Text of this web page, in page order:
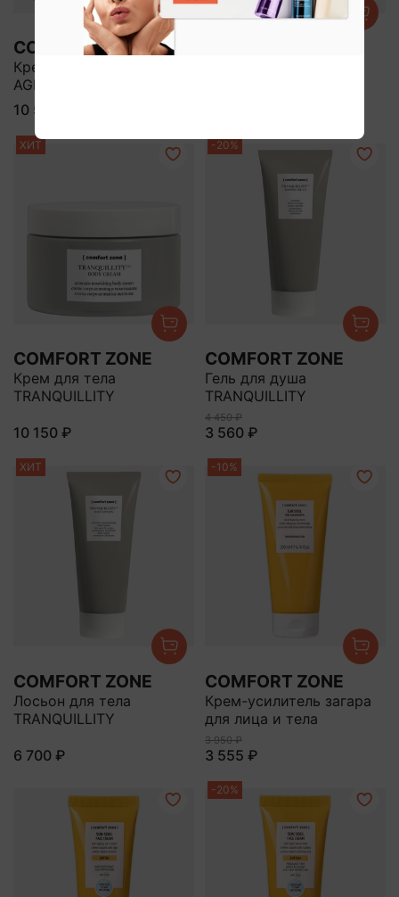
COMFORT ZONE
Крем укрепляющий D-
AGE
10 525 ₽
ХИТ
COMFORT ZONE
Крем для тела
TRANQUILLITY
10 150 ₽
-20%
COMFORT ZONE
Гель для душа
TRANQUILLITY
4 450 ₽
3 560 ₽
ХИТ
COMFORT ZONE
Лосьон для тела
TRANQUILLITY
6 700 ₽
-10%
COMFORT ZONE
Крем-усилитель загара
для лица и тела
3 950 ₽
3 555 ₽
-20%